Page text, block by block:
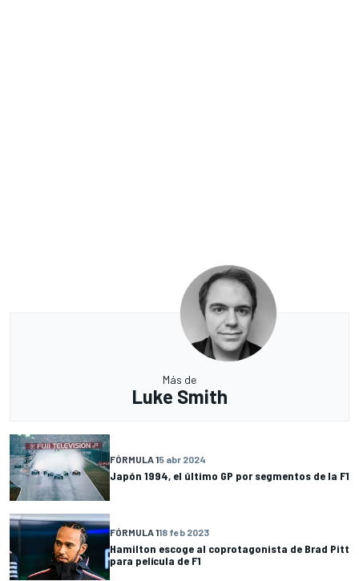
Más de
Luke Smith
FÓRMULA 15 abr 2024
Japón 1994, el último GP por segmentos de la F1
FÓRMULA 118 feb 2023
Hamilton escoge al coprotagonista de Brad Pitt
para película de F1